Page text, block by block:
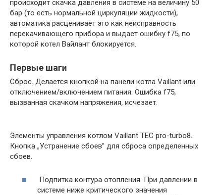
происходит скачка давления в системе на величину 50
бар (то есть нормальной циркуляции жидкости),
автоматика расценивает это как неисправность
перекачивающего прибора и выдает ошибку f75, по
которой котел Вайлант блокируется.
Первые шаги
Сброс. Делается кнопкой на панели котла Vaillant или
отключением/включением питания. Ошибка f75,
вызванная скачком напряжения, исчезает.
Элементы управления котлом Vaillant TEC pro-turbo8.
Кнопка „Устранение сбоев” для сброса определенных
сбоев.
Подпитка контура отопления. При давлении в
системе ниже критического значения